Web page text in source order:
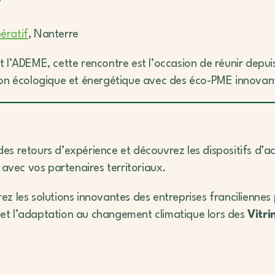
, Nanterre
l’ADEME, cette rencontre est l’occasion de réunir
écologique et énergétique avec des éco-PME
retours d’expérience et découvrez les dispositifs
vos partenaires territoriaux.
les solutions innovantes des entreprises
l’adaptation au changement climatique lors des